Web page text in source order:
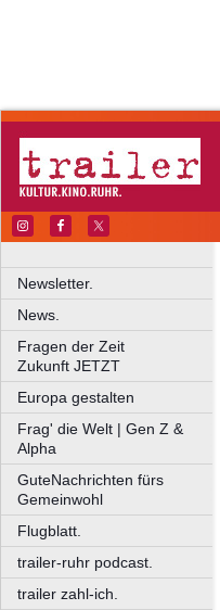
Newsletter.
News.
Fragen der Zeit
Zukunft JETZT
Europa gestalten
Frag' die Welt | Gen Z &
Alpha
GuteNachrichten fürs
Gemeinwohl
Flugblatt.
trailer-ruhr podcast.
trailer zahl-ich.